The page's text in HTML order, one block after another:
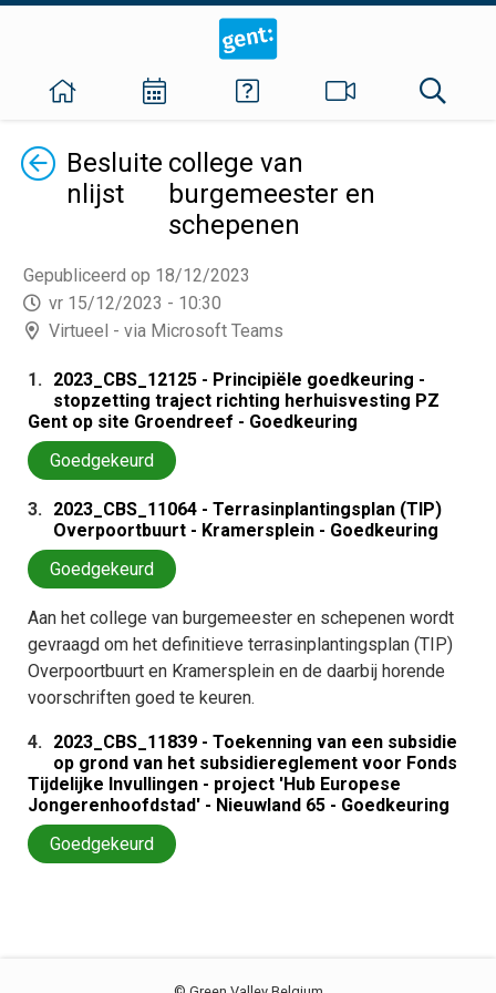
TerugBesluite
nlijst
college van
burgemeester en
schepenen
Gepubliceerd op 18/12/2023
vr 15/12/2023 - 10:30
Virtueel - via Microsoft Teams
1. 2023_CBS_12125 - Principiële goedkeuring -
stopzetting traject richting herhuisvesting PZ
Gent op site Groendreef - Goedkeuring
Goedgekeurd
3. 2023_CBS_11064 - Terrasinplantingsplan (TIP)
Overpoortbuurt - Kramersplein - Goedkeuring
Goedgekeurd
Aan het college van burgemeester en schepenen wordt
gevraagd om het definitieve terrasinplantingsplan (TIP)
Overpoortbuurt en Kramersplein en de daarbij horende
voorschriften goed te keuren.
4. 2023_CBS_11839 - Toekenning van een subsidie
op grond van het subsidiereglement voor Fonds
Tijdelijke Invullingen - project 'Hub Europese
Jongerenhoofdstad' - Nieuwland 65 - Goedkeuring
Goedgekeurd